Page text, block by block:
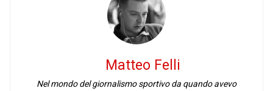
Matteo Felli
Nel mondo del giornalismo sportivo da quando avevo